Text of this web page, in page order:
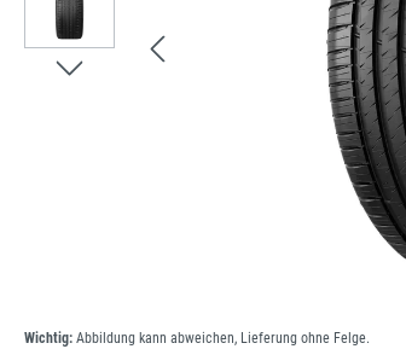
Wichtig: Abbildung kann abweichen, Lieferung ohne Felge.